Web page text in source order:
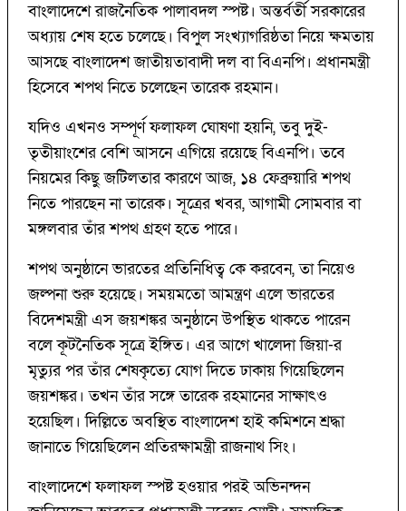
বাংলাদেশে রাজনৈতিক পালাবদল স্পষ্ট। অন্তর্বর্তী সরকারের
অধ্যায় শেষ হতে চলেছে। বিপুল সংখ্যাগরিষ্ঠতা নিয়ে ক্ষমতায়
আসছে বাংলাদেশ জাতীয়তাবাদী দল বা বিএনপি। প্রধানমন্ত্রী
হিসেবে শপথ নিতে চলেছেন তারেক রহমান।
যদিও এখনও সম্পূর্ণ ফলাফল ঘোষণা হয়নি, তবু দুই-
তৃতীয়াংশের বেশি আসনে এগিয়ে রয়েছে বিএনপি। তবে
নিয়মের কিছু জটিলতার কারণে আজ, ১৪ ফেব্রুয়ারি শপথ
নিতে পারছেন না তারেক। সূত্রের খবর, আগামী সোমবার বা
মঙ্গলবার তাঁর শপথ গ্রহণ হতে পারে।
শপথ অনুষ্ঠানে ভারতের প্রতিনিধিত্ব কে করবেন, তা নিয়েও
জল্পনা শুরু হয়েছে। সময়মতো আমন্ত্রণ এলে ভারতের
বিদেশমন্ত্রী এস জয়শঙ্কর অনুষ্ঠানে উপস্থিত থাকতে পারেন
বলে কূটনৈতিক সূত্রে ইঙ্গিত। এর আগে খালেদা জিয়া-র
মৃত্যুর পর তাঁর শেষকৃত্যে যোগ দিতে ঢাকায় গিয়েছিলেন
জয়শঙ্কর। তখন তাঁর সঙ্গে তারেক রহমানের সাক্ষাৎও
হয়েছিল। দিল্লিতে অবস্থিত বাংলাদেশ হাই কমিশনে শ্রদ্ধা
জানাতে গিয়েছিলেন প্রতিরক্ষামন্ত্রী রাজনাথ সিং।
বাংলাদেশে ফলাফল স্পষ্ট হওয়ার পরই অভিনন্দন